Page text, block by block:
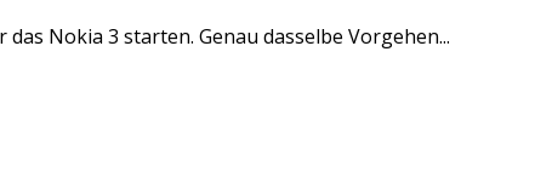
Nokia 3 starten. Genau dasselbe Vorgehen...